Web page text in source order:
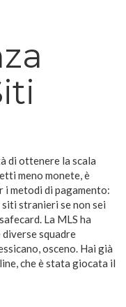
di ottenere la scala
meno monete, è
i metodi di pagamento:
stranieri se non sei
La MLS ha
squadre
osceno. Hai già
che è stata giocata il